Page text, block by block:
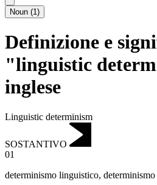
Noun (1)
Definizione e
"linguistic
inglese
Linguistic determinism
SOSTANTIVO
01
determinismo linguistico,